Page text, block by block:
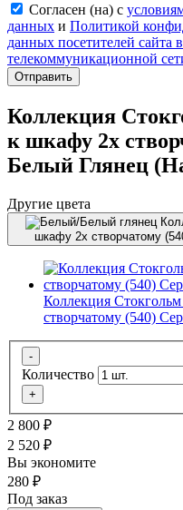
Согласен (на) с
данных и Политикой
данных посетителей
телекоммуникационной
Отправить
Коллекция
к шкафу 2х
Белый Глянец
Другие цвета
шкафу 2х створчатому
Коллекция
створчатому (540)
-
Количество
+
2 800 ₽
2 520 ₽
Вы экономите
280 ₽
Под заказ